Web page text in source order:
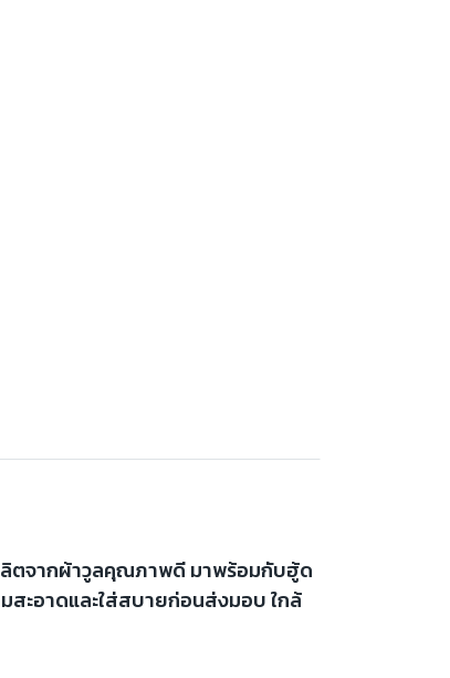
ลิตจากผ้าวูลคุณภาพดี มาพร้อมกับฮู้ด
สะอาดและใส่สบายก่อนส่งมอบ ใกล้